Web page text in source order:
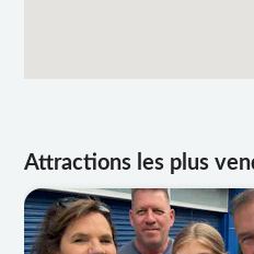
Attractions les plus